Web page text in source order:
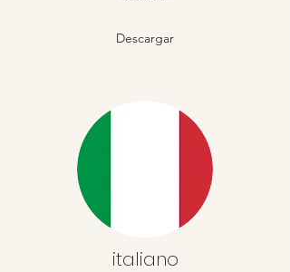
Descargar
italiano